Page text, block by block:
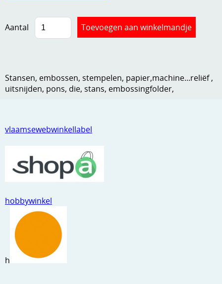
Hout , MDF, kartonmateriaal, steen
Kneedmateriaal
Knipvellen
Merken
Papier en karton
Ribbelaar
Snijmaterialen
Speciaal papier
vlaamsewebwinkellabel
hobbywinkel
h
Aantal
Stansen, embossen, stempelen, papier,machine...reliëf ,
uitsnijden, pons, die, stans, embossingfolder,